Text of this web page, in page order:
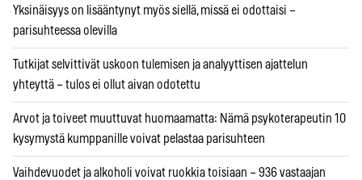
Yksinäisyys on lisääntynyt myös siellä, missä ei odottaisi –
parisuhteessa olevilla
Tutkijat selvittivät uskoon tulemisen ja analyyttisen ajattelun
yhteyttä – tulos ei ollut aivan odotettu
Arvot ja toiveet muuttuvat huomaamatta: Nämä psykoterapeutin 10
kysymystä kumppanille voivat pelastaa parisuhteen
Vaihdevuodet ja alkoholi voivat ruokkia toisiaan – 936 vastaajan